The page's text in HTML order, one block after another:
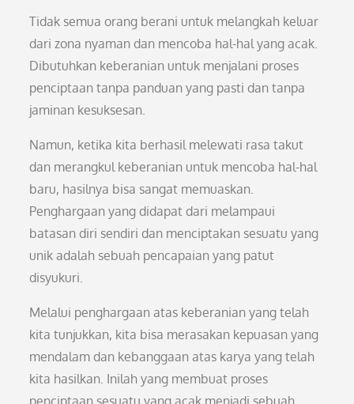
Tidak semua orang berani untuk melangkah keluar
dari zona nyaman dan mencoba hal-hal yang acak.
Dibutuhkan keberanian untuk menjalani proses
penciptaan tanpa panduan yang pasti dan tanpa
jaminan kesuksesan.
Namun, ketika kita berhasil melewati rasa takut
dan merangkul keberanian untuk mencoba hal-hal
baru, hasilnya bisa sangat memuaskan.
Penghargaan yang didapat dari melampaui
batasan diri sendiri dan menciptakan sesuatu yang
unik adalah sebuah pencapaian yang patut
disyukuri.
Melalui penghargaan atas keberanian yang telah
kita tunjukkan, kita bisa merasakan kepuasan yang
mendalam dan kebanggaan atas karya yang telah
kita hasilkan. Inilah yang membuat proses
penciptaan sesuatu yang acak menjadi sebuah